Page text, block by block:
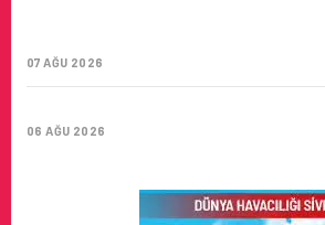
07 AĞU 2026
06 AĞU 2026